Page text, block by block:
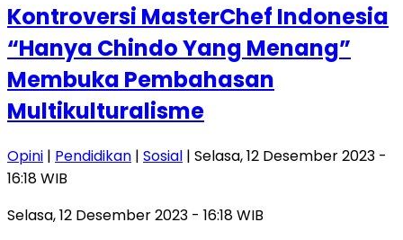
Kontroversi MasterChef Indonesia
“Hanya Chindo Yang Menang”
Membuka Pembahasan
Multikulturalisme
Opini | Pendidikan | Sosial | Selasa, 12 Desember 2023 -
16:18 WIB
Selasa, 12 Desember 2023 - 16:18 WIB